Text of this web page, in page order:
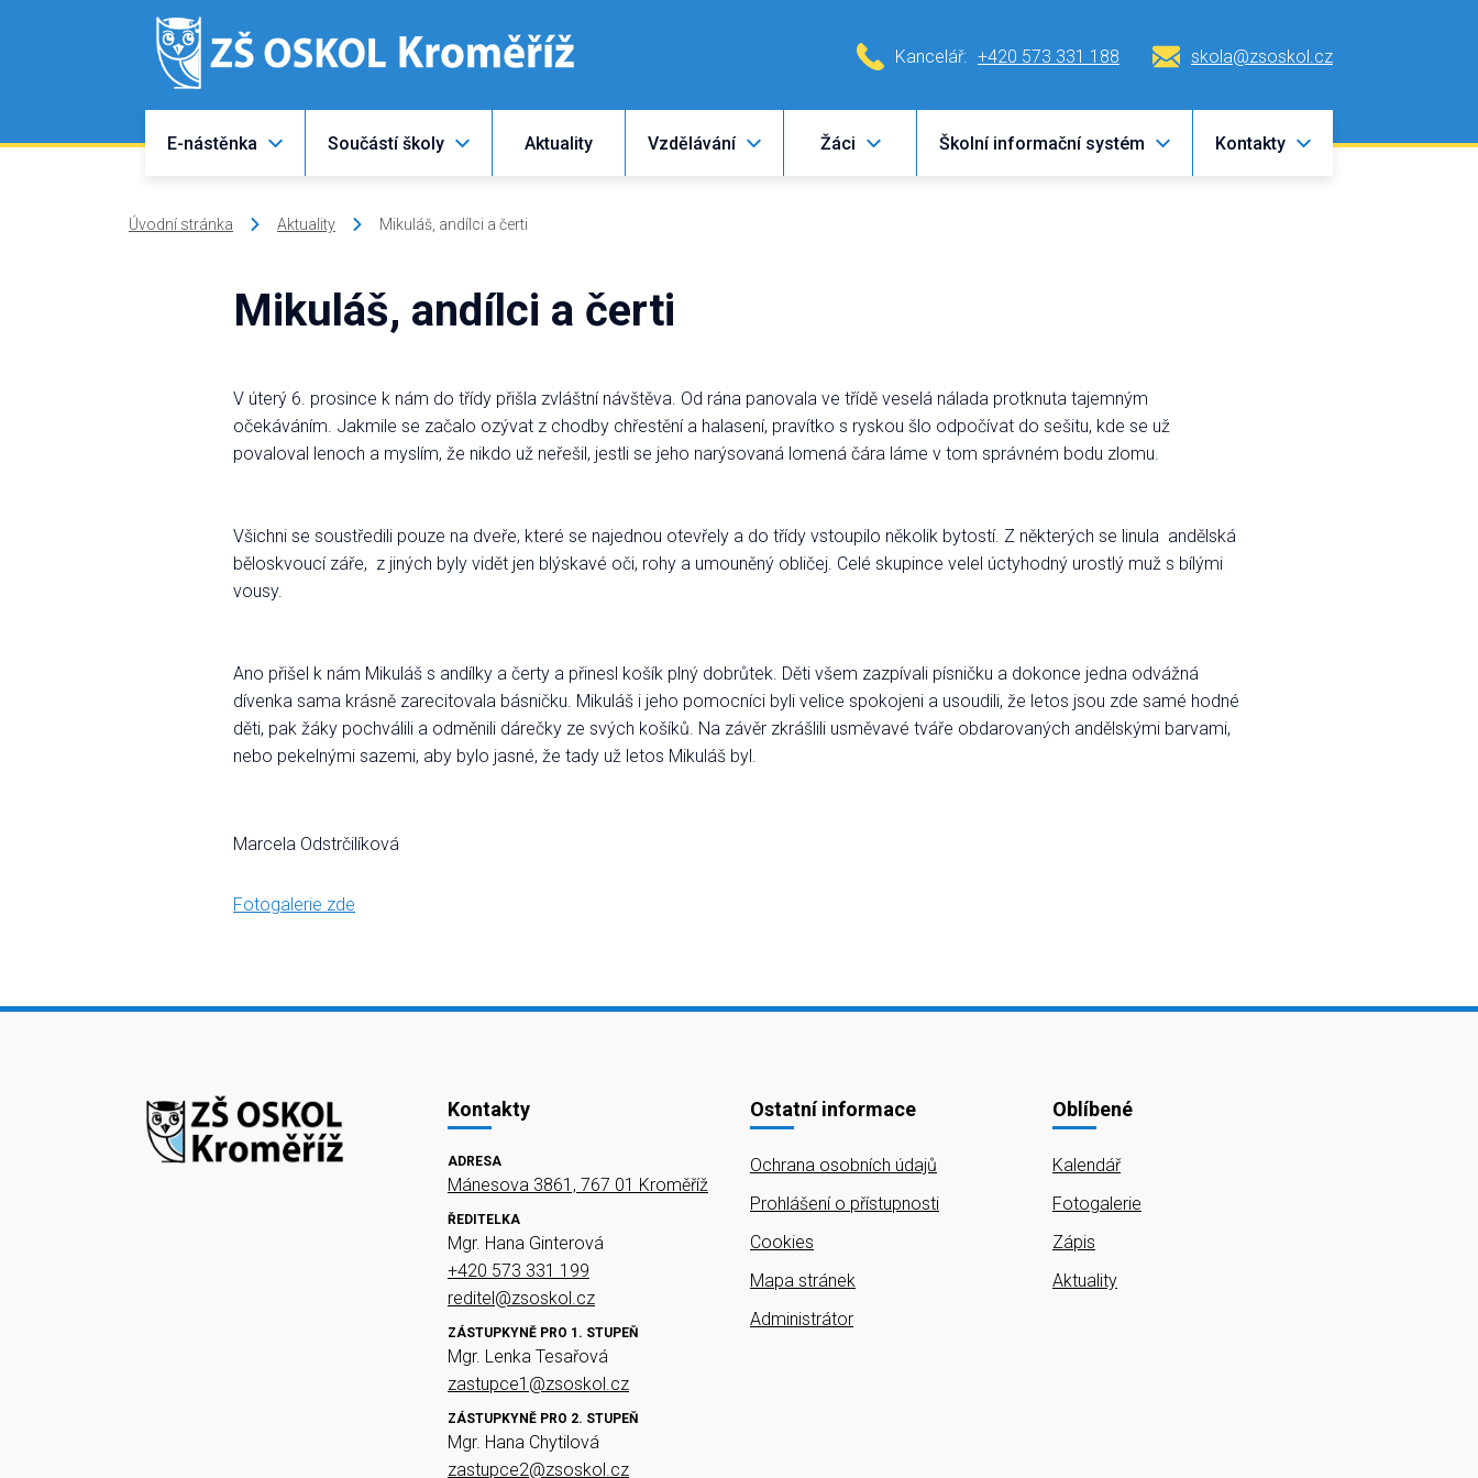
Kancelář: +420 573 331 188 skola@zsoskol.cz
E-nástěnka Součástí školy Aktuality Vzdělávání Žáci Školní informační systém Kontakty
Úvodní stránka Aktuality Mikuláš, andílci a čerti
Mikuláš, andílci a čerti
V úterý 6. prosince k nám do třídy přišla zvláštní návštěva. Od rána panovala ve třídě veselá nálada protknuta tajemným
očekáváním. Jakmile se začalo ozývat z chodby chřestění a halasení, pravítko s ryskou šlo odpočívat do sešitu, kde se už
povaloval lenoch a myslím, že nikdo už neřešil, jestli se jeho narýsovaná lomená čára láme v tom správném bodu zlomu.
Všichni se soustředili pouze na dveře, které se najednou otevřely a do třídy vstoupilo několik bytostí. Z některých se linula andělská
běloskvoucí záře, z jiných byly vidět jen blýskavé oči, rohy a umouněný obličej. Celé skupince velel úctyhodný urostlý muž s bílými
vousy.
Ano přišel k nám Mikuláš s andílky a čerty a přinesl košík plný dobrůtek. Děti všem zazpívali písničku a dokonce jedna odvážná
dívenka sama krásně zarecitovala básničku. Mikuláš i jeho pomocníci byli velice spokojeni a usoudili, že letos jsou zde samé hodné
děti, pak žáky pochválili a odměnili dárečky ze svých košíků. Na závěr zkrášlili usměvavé tváře obdarovaných andělskými barvami,
nebo pekelnými sazemi, aby bylo jasné, že tady už letos Mikuláš byl.
Marcela Odstrčilíková
Fotogalerie zde
Kontakty
ADRESA
Mánesova 3861, 767 01 Kroměříž
ŘEDITELKA
Mgr. Hana Ginterová
+420 573 331 199
reditel@zsoskol.cz
ZÁSTUPKYNĚ PRO 1. STUPEŇ
Mgr. Lenka Tesařová
zastupce1@zsoskol.cz
ZÁSTUPKYNĚ PRO 2. STUPEŇ
Mgr. Hana Chytilová
zastupce2@zsoskol.cz
Ostatní informace
Ochrana osobních údajů
Prohlášení o přístupnosti
Cookies
Mapa stránek
Administrátor
Oblíbené
Kalendář
Fotogalerie
Zápis
Aktuality